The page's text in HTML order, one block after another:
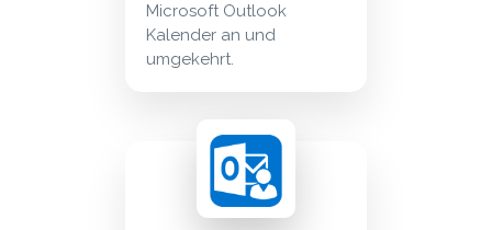
Microsoft Outlook
Kalender an und
umgekehrt.
microsoft outlook contacts verbinden sie